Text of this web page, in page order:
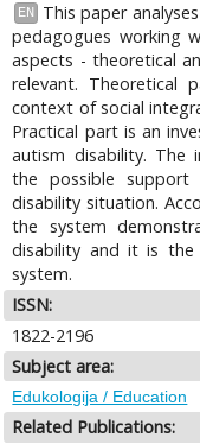
EN
This paper
pedagogues working
aspects - theoretical
relevant. Theoretical
context of social
Practical part is an
autism disability. The
the possible
disability situation.
the system
disability and it is the
system.
ISSN:
1822-2196
Subject area:
Edukologija / Education
Related Publications: